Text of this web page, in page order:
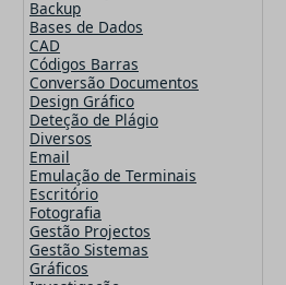
Datawatch
Devart
DevExpress
ElcomSoft
ESET
Exclaimer
Famatech
Faronics
FinalWire
Flexera
Flipping Book
GFI
Globalscape
IDM Computer Solutions
Backup
Bases de Dados
CAD
Códigos Barras
Conversão Documentos
Design Gráfico
Deteção de Plágio
Diversos
Email
Emulação de Terminais
Escritório
Fotografia
Gestão Projectos
Gestão Sistemas
Gráficos